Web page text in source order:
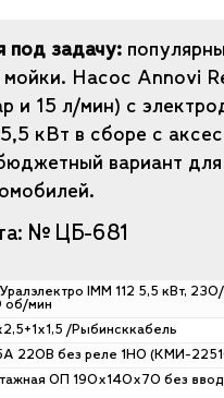
под задачу:
мойки. Насос Annovi
и 15 л/мин) с
кВт в сборе с
вариант
№ ЦБ-681
IMM 112 5,5 кВт,
об/мин
/Рыбинсккабель
220В без реле 1НО (КМИ-
ОП 190х140х70 без